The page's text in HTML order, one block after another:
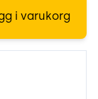
i varukorg